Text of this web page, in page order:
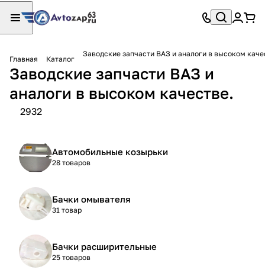
Главная Каталог
Заводские запчасти ВАЗ и аналоги в высоком
Заводские запчасти ВАЗ и
аналоги в высоком качестве.
2932
Автомобильные козырьки
28 товаров
Бачки омывателя
31 товар
Бачки расширительные
25 товаров